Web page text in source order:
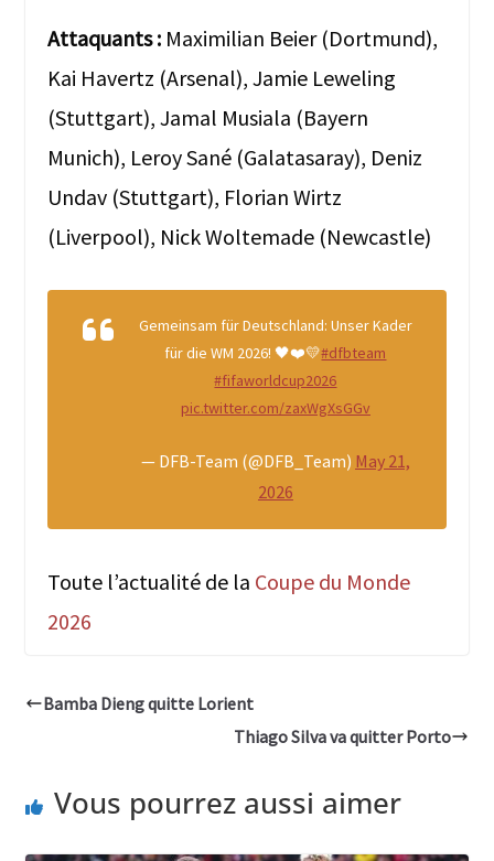
Attaquants :Maximilian Beier (Dortmund),
Kai Havertz (Arsenal), Jamie Leweling
(Stuttgart), Jamal Musiala (Bayern
Munich), Leroy Sané (Galatasaray), Deniz
Undav (Stuttgart), Florian Wirtz
(Liverpool), Nick Woltemade (Newcastle)
Gemeinsam für Deutschland: Unser Kader
für die WM 2026! 🖤❤️💛#dfbteam
#fifaworldcup2026
pic.twitter.com/zaxWgXsGGv
— DFB-Team (@DFB_Team) May 21,
2026
Toute l’actualité de la Coupe du Monde
2026
Bamba Dieng quitte Lorient
Thiago Silva va quitter Porto
Vous pourrez aussi aimer